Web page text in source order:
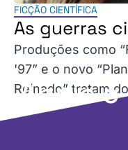
FICÇÃO CIENTÍFICA
As guerras
Produções como
'97” e o novo
Reinado” tratam
Apoie